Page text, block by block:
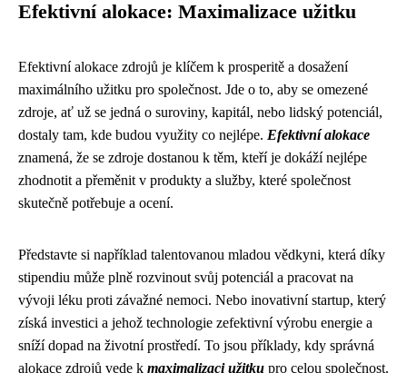
Efektivní alokace: Maximalizace užitku
Efektivní alokace zdrojů je klíčem k prosperitě a dosažení
maximálního užitku pro společnost. Jde o to, aby se omezené
zdroje, ať už se jedná o suroviny, kapitál, nebo lidský potenciál,
dostaly tam, kde budou využity co nejlépe. Efektivní alokace
znamená, že se zdroje dostanou k těm, kteří je dokáží nejlépe
zhodnotit a přeměnit v produkty a služby, které společnost
skutečně potřebuje a ocení.
Představte si například talentovanou mladou vědkyni, která díky
stipendiu může plně rozvinout svůj potenciál a pracovat na
vývoji léku proti závažné nemoci. Nebo inovativní startup, který
získá investici a jehož technologie zefektivní výrobu energie a
sníží dopad na životní prostředí. To jsou příklady, kdy správná
alokace zdrojů vede k maximalizaci užitku pro celou společnost.